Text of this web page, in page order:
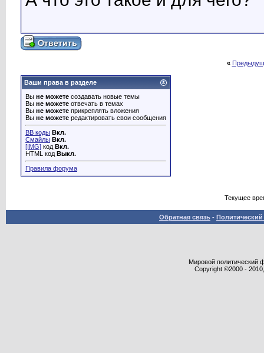
«
Ваши права в разделе
Вы не можете создавать новые темы
Вы не можете отвечать в темах
Вы не можете прикреплять вложения
Вы не можете редактировать свои сообщения
BB коды Вкл.
Смайлы Вкл.
[IMG] код Вкл.
HTML код Выкл.
Правила форума
Текущее
Обратная связь -
Мировой политический
Copyright ©2000 -